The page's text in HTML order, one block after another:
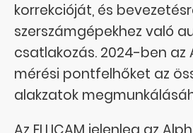
korrekcióját, és
szerszámgépekhez való
csatlakozás. 2024-ben az
mérési pontfelhőket az
alakzatok